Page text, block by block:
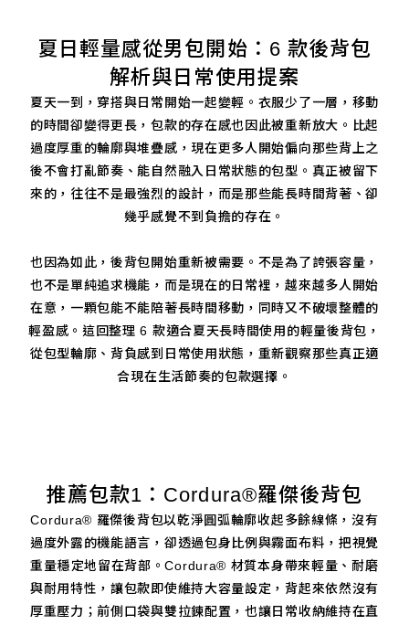
夏日輕量感從男包開始：6 款後背包
解析與日常使用提案
夏天一到，穿搭與日常開始一起變輕。衣服少了一層，移動
的時間卻變得更長，包款的存在感也因此被重新放大。比起
過度厚重的輪廓與堆疊感，現在更多人開始偏向那些背上之
後不會打亂節奏、能自然融入日常狀態的包型。真正被留下
來的，往往不是最強烈的設計，而是那些能長時間背著、卻
幾乎感覺不到負擔的存在。
也因為如此，後背包開始重新被需要。不是為了誇張容量，
也不是單純追求機能，而是現在的日常裡，越來越多人開始
在意，一顆包能不能陪著長時間移動，同時又不破壞整體的
輕盈感。這回整理 6 款適合夏天長時間使用的輕量後背包，
從包型輪廓、背負感到日常使用狀態，重新觀察那些真正適
合現在生活節奏的包款選擇。
推薦包款1：Cordura®羅傑後背包
Cordura® 羅傑後背包以乾淨圓弧輪廓收起多餘線條，沒有
過度外露的機能語言，卻透過包身比例與霧面布料，把視覺
重量穩定地留在背部。Cordura® 材質本身帶來輕量、耐磨
與耐用特性，讓包款即使維持大容量設定，背起來依然沒有
厚重壓力；前側口袋與雙拉鍊配置，也讓日常收納維持在直